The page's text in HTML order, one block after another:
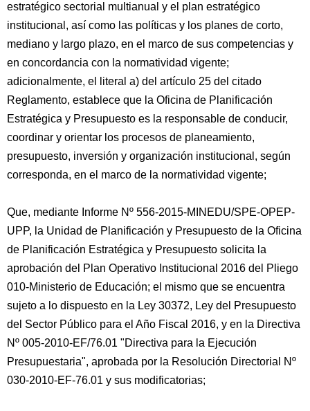
estratégico sectorial multianual y el plan estratégico
institucional, así como las políticas y los planes de corto,
mediano y largo plazo, en el marco de sus competencias y
en concordancia con la normatividad vigente;
adicionalmente, el literal a) del artículo 25 del citado
Reglamento, establece que la Oficina de Planificación
Estratégica y Presupuesto es la responsable de conducir,
coordinar y orientar los procesos de planeamiento,
presupuesto, inversión y organización institucional, según
corresponda, en el marco de la normatividad vigente;
Que, mediante Informe Nº 556-2015-MINEDU/SPE-OPEP-
UPP, la Unidad de Planificación y Presupuesto de la Oficina
de Planificación Estratégica y Presupuesto solicita la
aprobación del Plan Operativo Institucional 2016 del Pliego
010-Ministerio de Educación; el mismo que se encuentra
sujeto a lo dispuesto en la Ley 30372, Ley del Presupuesto
del Sector Público para el Año Fiscal 2016, y en la Directiva
Nº 005-2010-EF/76.01 "Directiva para la Ejecución
Presupuestaria", aprobada por la Resolución Directorial Nº
030-2010-EF-76.01 y sus modificatorias;